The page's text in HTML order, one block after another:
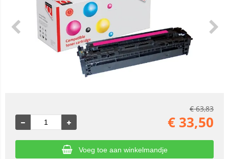
€63,83
€ 33,50
Voeg toe aan winkelmandje